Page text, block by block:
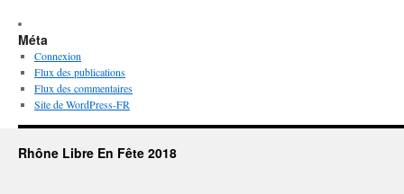
Méta
Connexion
Flux des publications
Flux des commentaires
Site de WordPress-FR
Rhône Libre En Fête 2018